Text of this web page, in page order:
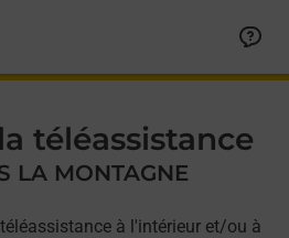
téléassistance
LA MONTAGNE
à l'intérieur et/ou à